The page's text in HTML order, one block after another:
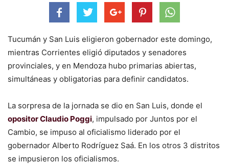
Tucumán y San Luis eligieron gobernador este domingo,
mientras Corrientes eligió diputados y senadores
provinciales, y en Mendoza hubo primarias abiertas,
simultáneas y obligatorias para definir candidatos.
La sorpresa de la jornada se dio en San Luis, donde el
opositor Claudio Poggi, impulsado por Juntos por el
Cambio, se impuso al oficialismo liderado por el
gobernador Alberto Rodríguez Saá. En los otros 3 distritos
se impusieron los oficialismos.